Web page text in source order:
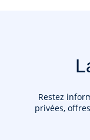
Restez
privées,